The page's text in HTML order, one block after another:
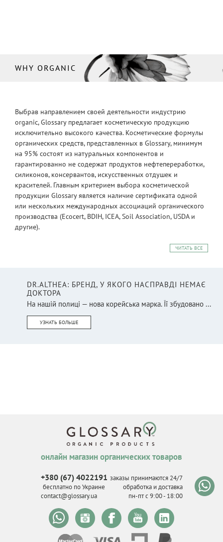
WHY ORGANIC
Выбрав направлением своей деятельности индустрию
organic, Glossary предлагает косметическую продукцию
исключительно высокого качества. Косметические формулы
органических средств, представленных в Glossary, минимум
на 95% состоят из натуральных компонентов и
гарантированно не содержат продуктов нефтепереработки,
силиконов, консервантов, искусственных отдушек и
красителей. Главным критерием выбора косметической
продукции Glossary является наличие сертификата одной
или нескольких международных ассоциаций органического
производства (Ecocert, BDIH, ICEA, Soil Association, USDA и
другие).
ЧИТАТЬ ВСЕ
DR.ALTHEA: БРЕНД, У ЯКОГО НАСПРАВДІ НЕМАЄ
ДОКТОРА
На нашій полиці — нова корейська марка. Її збудовано ...
УЗНАТЬ БОЛЬШЕ
онлайн магазин органических товаров
+380 (67) 4022191
бесплатно по Украине
contact@glossary.ua
заказы принимаются 24/7
обработка и доставка
пн-пт с 9:00 - 18:00